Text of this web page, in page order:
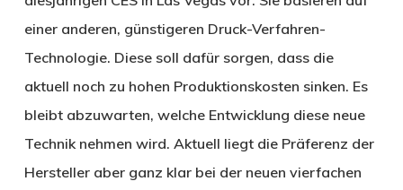
einer anderen, günstigeren Druck-Verfahren-
Technologie. Diese soll dafür sorgen, dass die
aktuell noch zu hohen Produktionskosten sinken. Es
bleibt abzuwarten, welche Entwicklung diese neue
Technik nehmen wird. Aktuell liegt die Präferenz der
Hersteller aber ganz klar bei der neuen vierfachen